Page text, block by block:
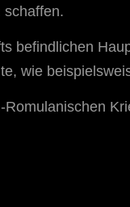
schaffen.
befindlichen
wie